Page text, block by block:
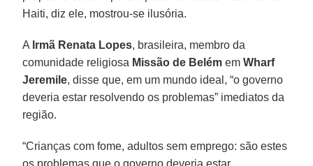
Haiti, diz ele, mostrou-se ilusória.
A Irmã Renata Lopes, brasileira, membro da
comunidade religiosa Missão de Belém emWharf
Jeremile, disse que, em um mundo ideal, “o governo
deveria estar resolvendo os problemas” imediatos da
região.
“Crianças com fome, adultos sem emprego: são estes
os problemas que o governo deveria estar